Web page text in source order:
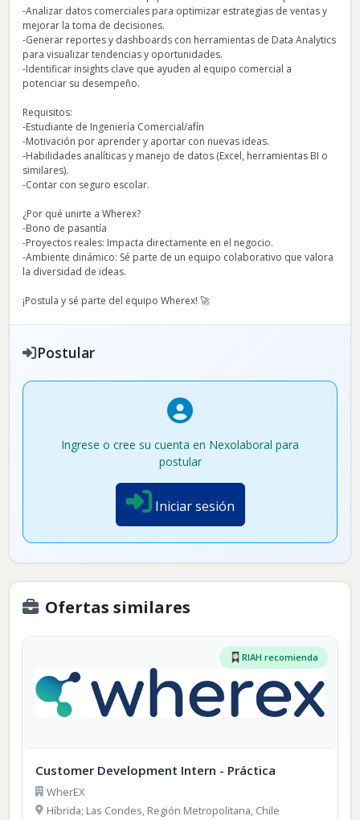
-Analizar datos comerciales para optimizar estrategias de ventas y
mejorar la toma de decisiones.
-Generar reportes y dashboards con herramientas de Data Analytics
para visualizar tendencias y oportunidades.
-Identificar insights clave que ayuden al equipo comercial a
potenciar su desempeño.
Requisitos:
-Estudiante de Ingeniería Comercial/afín
-Motivación por aprender y aportar con nuevas ideas.
-Habilidades analíticas y manejo de datos (Excel, herramientas BI o
similares).
-Contar con seguro escolar.
¿Por qué unirte a Wherex?
-Bono de pasantía
-Proyectos reales: Impacta directamente en el negocio.
-Ambiente dinámico: Sé parte de un equipo colaborativo que valora
la diversidad de ideas.
¡Postula y sé parte del equipo Wherex! 🚀
Postular
Ingrese o cree su cuenta en Nexolaboral para
postular
Iniciar sesión
Ofertas similares
RIAH recomienda
Customer Development Intern - Práctica
WherEX
Híbrida; Las Condes, Región Metropolitana, Chile